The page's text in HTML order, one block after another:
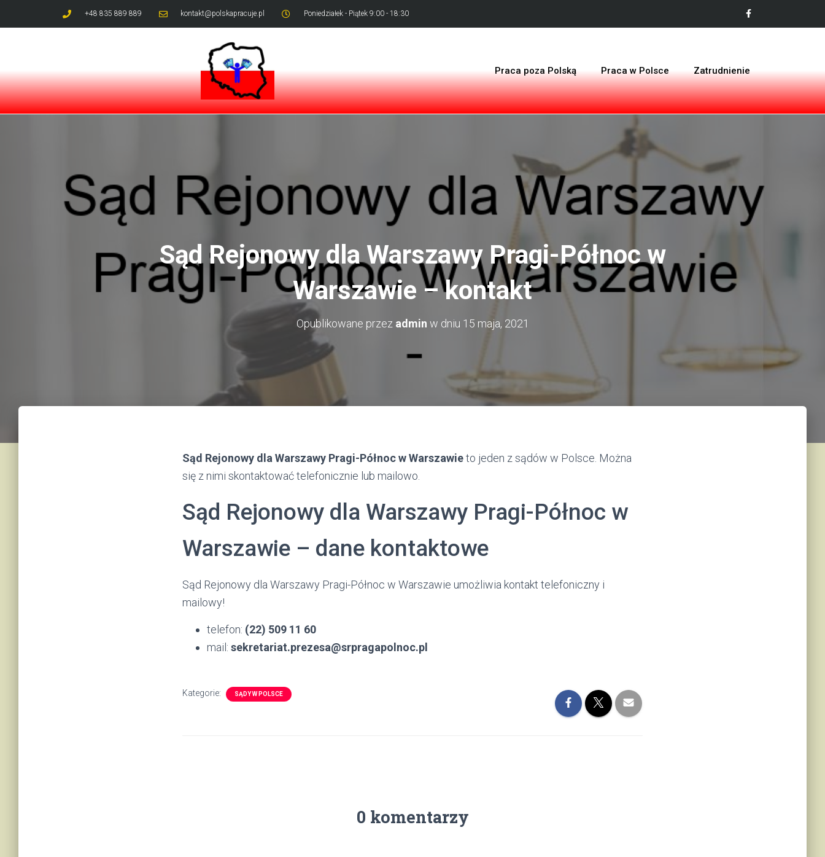
+48 835 889 889 kontakt@polskapracuje.pl Poniedziałek - Piątek 9:00 - 18:30
Praca poza Polską Praca w Polsce Zatrudnienie
Sąd Rejonowy dla Warszawy Pragi-Północ w
Warszawie – kontakt
Opublikowane przez admin w dniu 15 maja, 2021
Sąd Rejonowy dla Warszawy Pragi-Północ w Warszawieto jeden z sądów w Polsce. Można
się z nimi skontaktować telefonicznie lub mailowo.
Sąd Rejonowy dla Warszawy Pragi-Północ w
Warszawie – dane kontaktowe
Sąd Rejonowy dla Warszawy Pragi-Północ w Warszawie umożliwia kontakt telefoniczny i
mailowy!
telefon: (22) 509 11 60
mail: sekretariat.prezesa@srpragapolnoc.pl
Kategorie: SĄDY W POLSCE
0 komentarzy